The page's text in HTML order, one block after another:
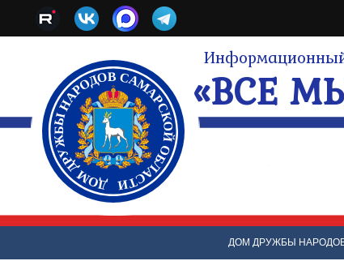
«ВСЕ
ДОМ ДРУЖБЫ